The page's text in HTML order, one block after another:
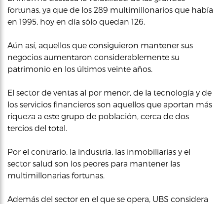
fortunas, ya que de los 289 multimillonarios que había
en 1995, hoy en día sólo quedan 126.
Aún así, aquellos que consiguieron mantener sus
negocios aumentaron considerablemente su
patrimonio en los últimos veinte años.
El sector de ventas al por menor, de la tecnología y de
los servicios financieros son aquellos que aportan más
riqueza a este grupo de población, cerca de dos
tercios del total.
Por el contrario, la industria, las inmobiliarias y el
sector salud son los peores para mantener las
multimillonarias fortunas.
Además del sector en el que se opera, UBS considera